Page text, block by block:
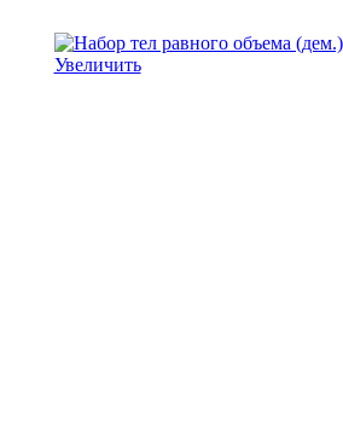
Увеличить